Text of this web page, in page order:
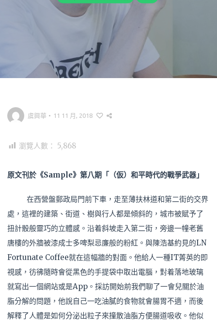
虞興華 • 11 11 月, 2018
瀏覽人數： 5,868
原文刊於《Sample》第八期「（仮）和平時代的戰爭武器」
在西營盤郵政局門前下車，走至薄扶林道和第二街的交界
處，這裡的建築、街道、樹與行人都是傾斜的，城市被賦予了
扭計骰般靈巧的立體感。沿着斜坡走入第二街，旁邊一幢老舊
唐樓的外牆被漆成士多啤梨忌廉般的粉紅。與陳浩基約見的LN
Fortunate Coffee就在這幅牆的對面。他給人一種IT菁英的即
視感，彷彿隨時會從黑色的手提袋中取出電腦，對着落地玻璃
就寫出一個網站或是App。採訪開始前我們聊了一會兒關於油
脂分解的問題，他說自己一吃油膩的食物就會腸胃不適，而後
解釋了人體是如何分泌出粒子來撞散油脂方便腸道吸收。他似